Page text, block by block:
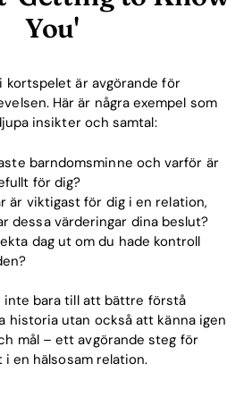
You'
kortspelet är avgörande för
Här är några exempel som
insikter och samtal:
barndomsminne och varför är
för dig?
är viktigast för dig i en relation,
dessa värderingar dina beslut?
dag ut om du hade kontroll
inte bara till att bättre förstå
historia utan också att känna igen
mål – ett avgörande steg för
en hälsosam relation.